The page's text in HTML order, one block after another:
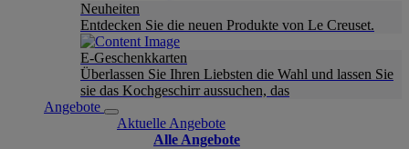
Neuheiten
Entdecken Sie die neuen Produkte von Le Creuset.
E-Geschenkkarten
Überlassen Sie Ihren Liebsten die Wahl und lassen Sie
sie das Kochgeschirr aussuchen, das
Angebote
Aktuelle Angebote
Alle Angebote